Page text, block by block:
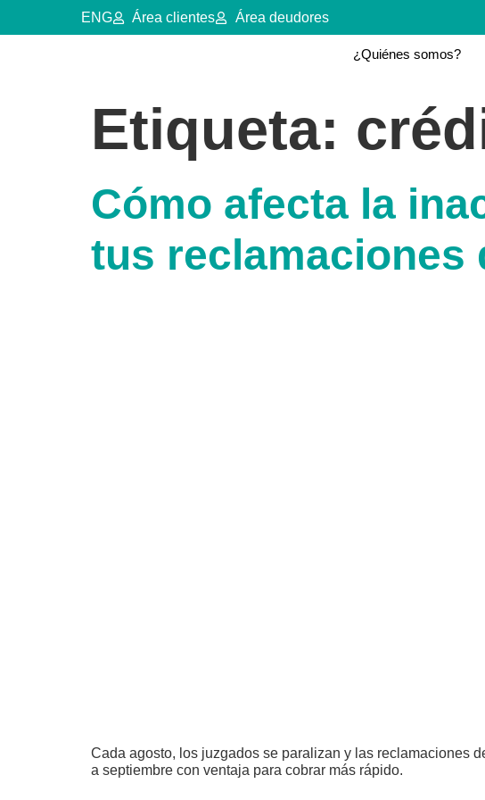
ENG Área clientes Área deudores
¿Quiénes somos?
Etiqueta:
Cómo afecta la
tus reclamaciones
Cada agosto, los juzgados se paralizan y las reclamaciones
a septiembre con ventaja para cobrar más rápido.